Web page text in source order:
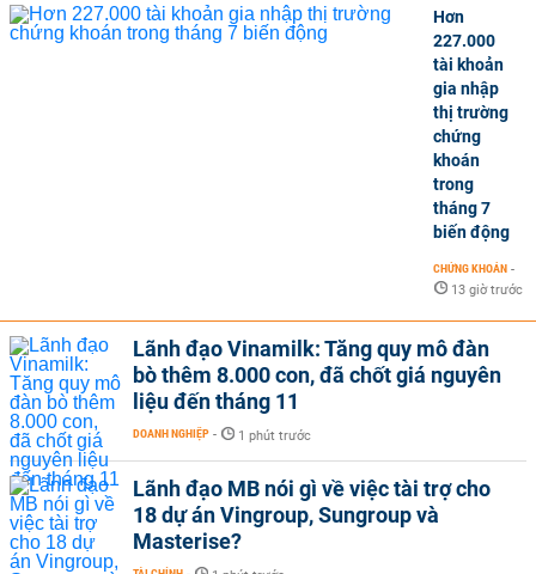
Hơn
227.000
tài khoản
gia nhập
thị trường
chứng
khoán
trong
tháng 7
biến động
CHỨNG KHOÁN -
13 giờ trước
Lãnh đạo Vinamilk: Tăng quy mô đàn
bò thêm 8.000 con, đã chốt giá nguyên
liệu đến tháng 11
DOANH NGHIỆP - 1 phút trước
Lãnh đạo MB nói gì về việc tài trợ cho
18 dự án Vingroup, Sungroup và
Masterise?